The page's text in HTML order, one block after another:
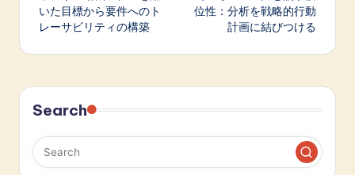
いた目標から要件へのト
レーサビリティの構築
位性：分析を戦略的行動
計画に結びつける
Search